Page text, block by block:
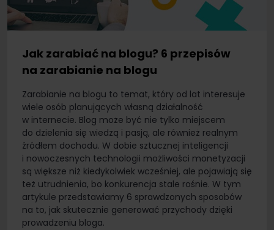
Jak zarabiać na blogu? 6 przepisów
na zarabianie na blogu
Zarabianie na blogu to temat, który od lat interesuje
wiele osób planujących własną działalność
w internecie. Blog może być nie tylko miejscem
do dzielenia się wiedzą i pasją, ale również realnym
źródłem dochodu. W dobie sztucznej inteligencji
i nowoczesnych technologii możliwości monetyzacji
są większe niż kiedykolwiek wcześniej, ale pojawiają się
też utrudnienia, bo konkurencja stale rośnie. W tym
artykule przedstawiamy 6 sprawdzonych sposobów
na to, jak skutecznie generować przychody dzięki
prowadzeniu bloga.